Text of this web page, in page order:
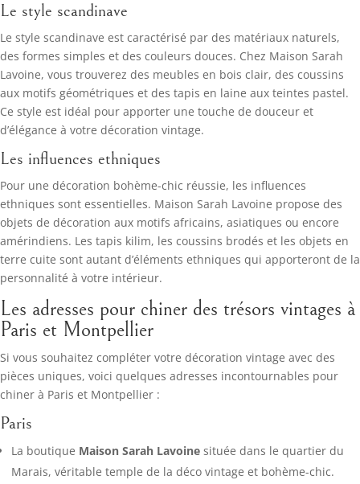
Le style scandinave
Le style scandinave est caractérisé par des matériaux naturels,
des formes simples et des couleurs douces. Chez Maison Sarah
Lavoine, vous trouverez des meubles en bois clair, des coussins
aux motifs géométriques et des tapis en laine aux teintes pastel.
Ce style est idéal pour apporter une touche de douceur et
d’élégance à votre décoration vintage.
Les influences ethniques
Pour une décoration bohème-chic réussie, les influences
ethniques sont essentielles. Maison Sarah Lavoine propose des
objets de décoration aux motifs africains, asiatiques ou encore
amérindiens. Les tapis kilim, les coussins brodés et les objets en
terre cuite sont autant d’éléments ethniques qui apporteront de la
personnalité à votre intérieur.
Les adresses pour chiner des trésors vintages à
Paris et Montpellier
Si vous souhaitez compléter votre décoration vintage avec des
pièces uniques, voici quelques adresses incontournables pour
chiner à Paris et Montpellier :
Paris
La boutique Maison Sarah Lavoine située dans le quartier du
Marais, véritable temple de la déco vintage et bohème-chic.